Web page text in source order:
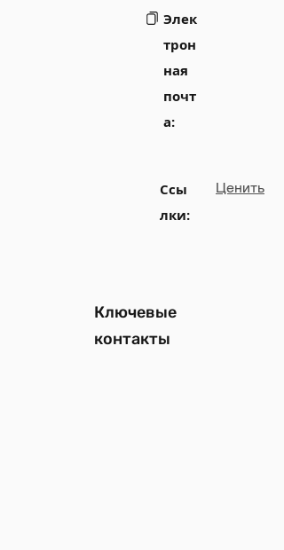
Элек
трон
ная
почт
а:
Ссы
лки:
Ценить
Ключевые
контакты